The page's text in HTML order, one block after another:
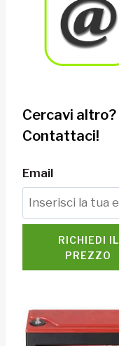
Cercavi altro?
Contattaci!
Email
RICHIEDI IL
PREZZO